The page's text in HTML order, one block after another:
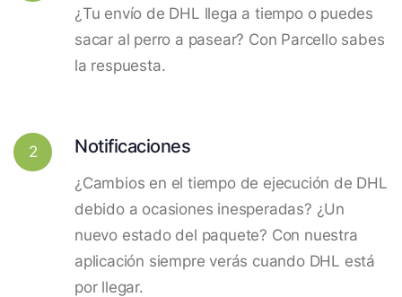
¿Tu envío de DHL llega a tiempo o puedes
sacar al perro a pasear? Con Parcello sabes
la respuesta.
2 Notificaciones
¿Cambios en el tiempo de ejecución de DHL
debido a ocasiones inesperadas? ¿Un
nuevo estado del paquete? Con nuestra
aplicación siempre verás cuando DHL está
por llegar.